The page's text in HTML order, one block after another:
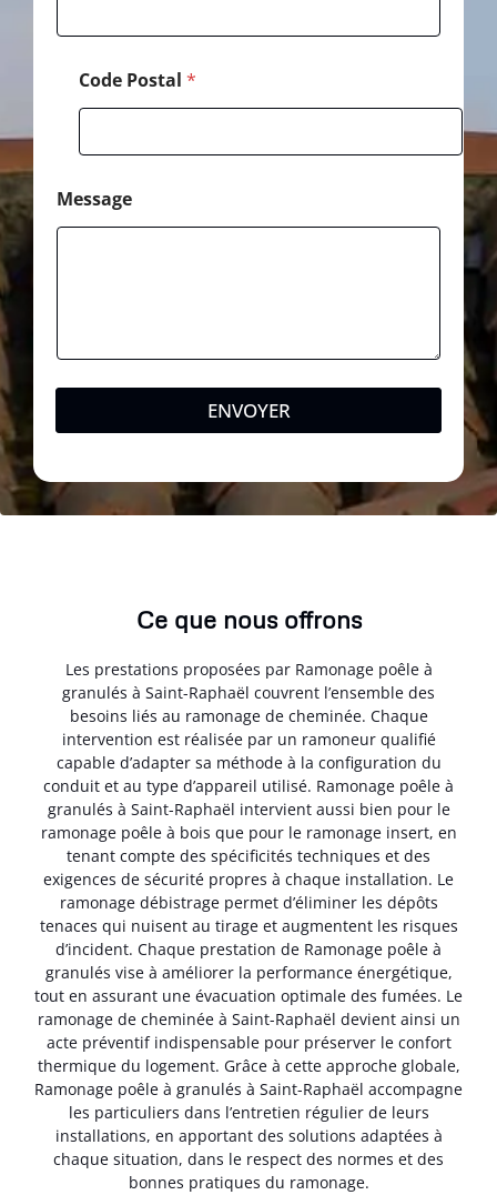
Code Postal *
Message
ENVOYER
Ce que nous offrons
Les prestations proposées par Ramonage poêle à
granulés à Saint-Raphaël couvrent l’ensemble des
besoins liés au ramonage de cheminée. Chaque
intervention est réalisée par un ramoneur qualifié
capable d’adapter sa méthode à la configuration du
conduit et au type d’appareil utilisé. Ramonage poêle à
granulés à Saint-Raphaël intervient aussi bien pour le
ramonage poêle à bois que pour le ramonage insert, en
tenant compte des spécificités techniques et des
exigences de sécurité propres à chaque installation. Le
ramonage débistrage permet d’éliminer les dépôts
tenaces qui nuisent au tirage et augmentent les risques
d’incident. Chaque prestation de Ramonage poêle à
granulés vise à améliorer la performance énergétique,
tout en assurant une évacuation optimale des fumées. Le
ramonage de cheminée à Saint-Raphaël devient ainsi un
acte préventif indispensable pour préserver le confort
thermique du logement. Grâce à cette approche globale,
Ramonage poêle à granulés à Saint-Raphaël accompagne
les particuliers dans l’entretien régulier de leurs
installations, en apportant des solutions adaptées à
chaque situation, dans le respect des normes et des
bonnes pratiques du ramonage.